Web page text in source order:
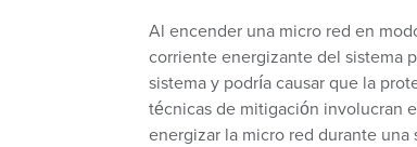
Al encender una micro red en
corriente energizante del sistema
sistema y podría causar que la
técnicas de mitigación involucran
energizar la micro red durante